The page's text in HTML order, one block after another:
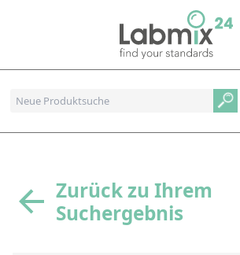
Referenzstandards für die Industrie und
Zurück zu Ihrem
Suchergebnis